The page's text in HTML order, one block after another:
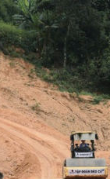
Showbiz
Điện ảnh
Âm nhạc
Đi ++
Du lịch